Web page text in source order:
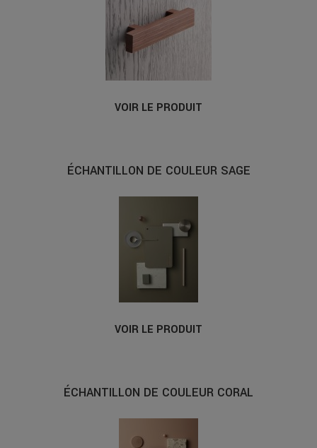
VOIR LE PRODUIT
ÉCHANTILLON DE COULEUR SAGE
VOIR LE PRODUIT
ÉCHANTILLON DE COULEUR CORAL